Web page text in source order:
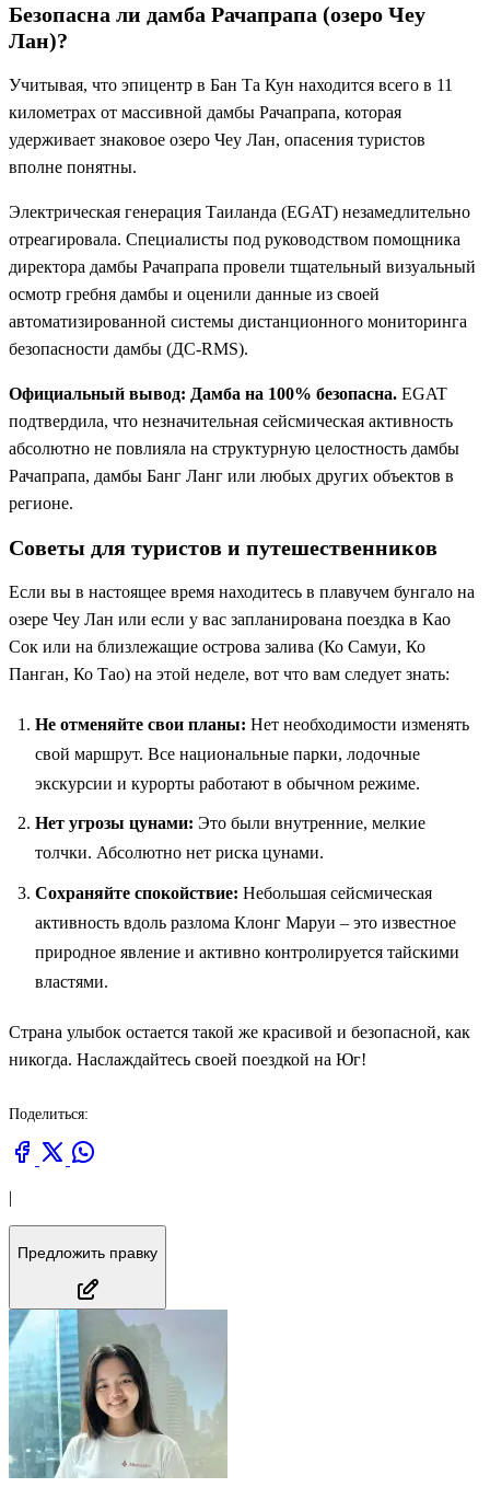
Безопасна ли дамба Рачапрапа (озеро Чеу
Лан)?
Учитывая, что эпицентр в Бан Та Кун находится всего в 11
километрах от массивной дамбы Рачапрапа, которая
удерживает знаковое озеро Чеу Лан, опасения туристов
вполне понятны.
Электрическая генерация Таиланда (EGAT) незамедлительно
отреагировала. Специалисты под руководством помощника
директора дамбы Рачапрапа провели тщательный визуальный
осмотр гребня дамбы и оценили данные из своей
автоматизированной системы дистанционного мониторинга
безопасности дамбы (ДС-RMS).
Официальный вывод: Дамба на 100% безопасна. EGAT
подтвердила, что незначительная сейсмическая активность
абсолютно не повлияла на структурную целостность дамбы
Рачапрапа, дамбы Банг Ланг или любых других объектов в
регионе.
Советы для туристов и путешественников
Если вы в настоящее время находитесь в плавучем бунгало на
озере Чеу Лан или если у вас запланирована поездка в Као
Сок или на близлежащие острова залива (Ко Самуи, Ко
Панган, Ко Тао) на этой неделе, вот что вам следует знать:
Не отменяйте свои планы: Нет необходимости изменять
свой маршрут. Все национальные парки, лодочные
экскурсии и курорты работают в обычном режиме.
Нет угрозы цунами: Это были внутренние, мелкие
толчки. Абсолютно нет риска цунами.
Сохраняйте спокойствие: Небольшая сейсмическая
активность вдоль разлома Клонг Маруи – это известное
природное явление и активно контролируется тайскими
властями.
Страна улыбок остается такой же красивой и безопасной, как
никогда. Наслаждайтесь своей поездкой на Юг!
Поделиться:
|
Предложить правку